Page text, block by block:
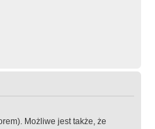
Możliwe jest także, że